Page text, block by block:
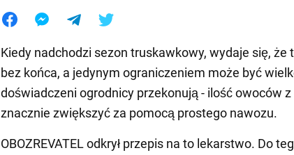
Kiedy nadchodzi sezon truskawkowy, wydaje się, że
bez końca, a jedynym ograniczeniem może być
doświadczeni ogrodnicy przekonują - ilość owoców
znacznie zwiększyć za pomocą prostego nawozu.
OBOZREVATEL odkrył przepis na to lekarstwo. Do